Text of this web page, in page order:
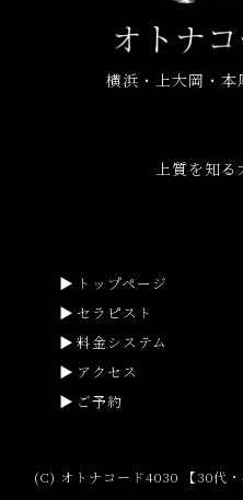
横浜・上大岡・
上質を知る
トップページ
セラピスト
料金システム
アクセス
ご予約
(C) オトナコード4030 【30代